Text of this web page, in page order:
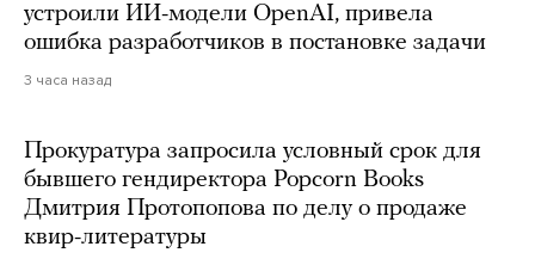
устроили ИИ-модели OpenAI, привела
ошибка разработчиков в постановке задачи
3 часа назад
Прокуратура запросила условный срок для
бывшего гендиректора Popcorn Books
Дмитрия Протопопова по делу о продаже
квир-литературы